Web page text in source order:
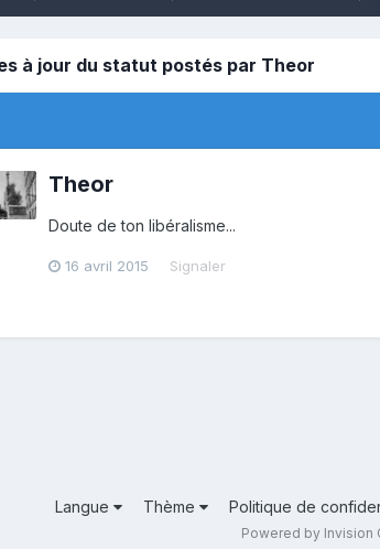
à jour du statut postés par Theor
Theor
Doute de ton libéralisme...
16 avril 2015 Signaler
Langue Thème Politique de
Powered by Invision